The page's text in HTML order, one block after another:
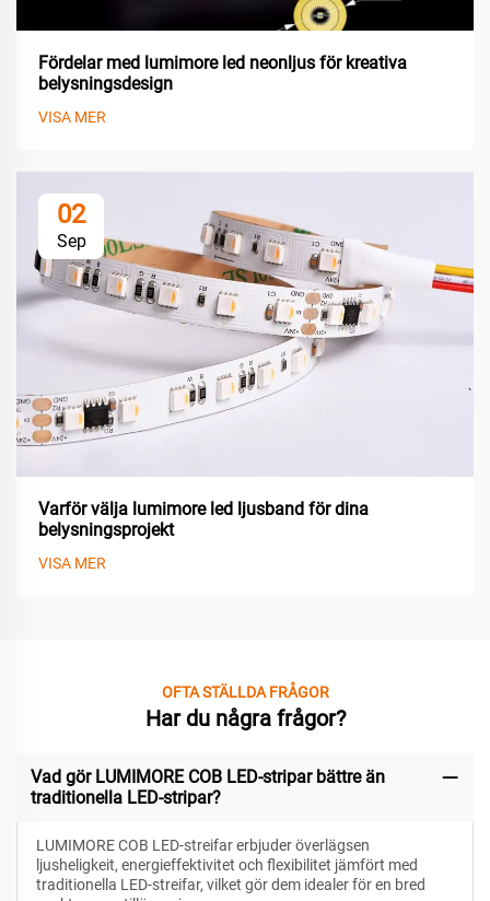
Fördelar med lumimore led neonljus för kreativa
belysningsdesign
VISA MER
02
Sep
Varför välja lumimore led ljusband för dina
belysningsprojekt
VISA MER
OFTA STÄLLDA FRÅGOR
Har du några frågor?
Vad gör LUMIMORE COB LED-stripar bättre än
traditionella LED-stripar?
LUMIMORE COB LED-streifar erbjuder överlägsen
ljusheligkeit, energieffektivitet och flexibilitet jämfört med
traditionella LED-streifar, vilket gör dem idealer för en bred